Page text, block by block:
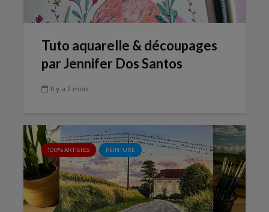
Tuto aquarelle & découpages
par Jennifer Dos Santos
Il y a 2 mois
100% ARTISTES PEINTURE